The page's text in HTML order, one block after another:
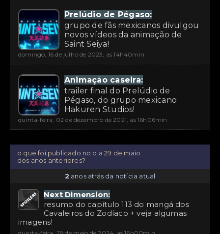
Prelúdio de Pégaso:
grupo de fãs mexicanos divulgou
novos vídeos da animação de
Saint Seiya!
domingo, 16 de julho de 2023, as 14h40min
Animação caseira:
trailer final do Prelúdio de
Pégaso, do grupo mexicano
Hakuren Studios!
quinta-feira, 02 de dezembro de 2021, as 16h06min
o que foi publicado no dia 29 de maio
dos anos anteriores?
2 anos atrás da notícia atual
Next Dimension:
resumo do capítulo 113 do mangá dos
Cavaleiros do Zodíaco + veja algumas
imagens!